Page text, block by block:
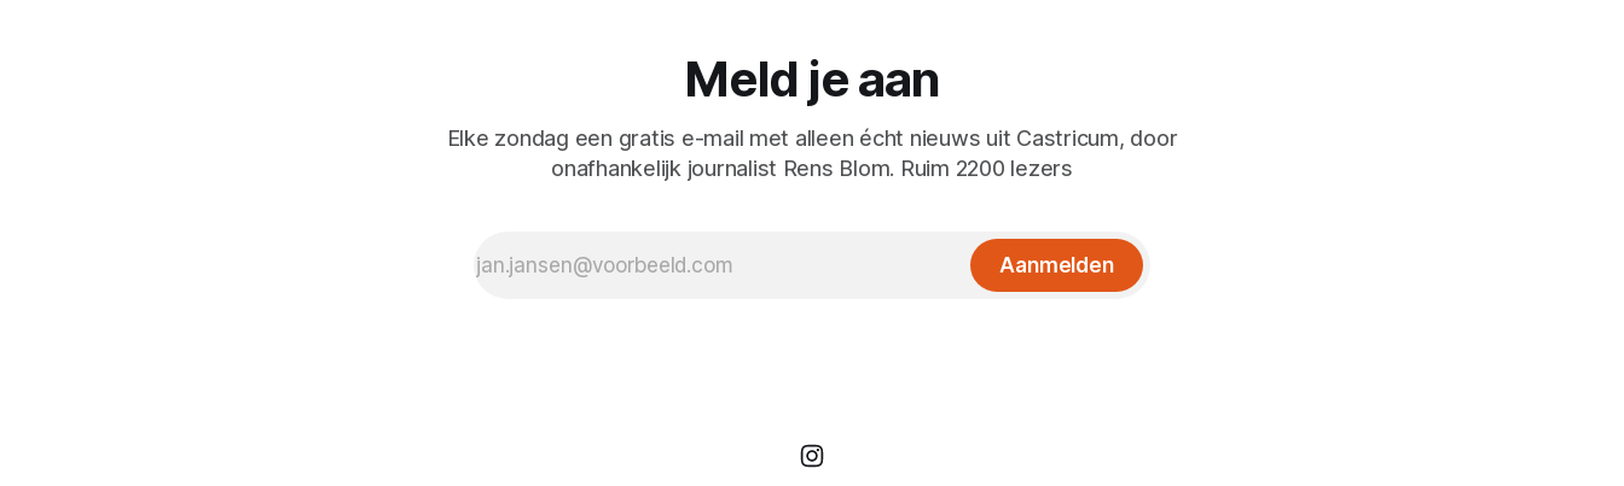
Meld je aan
Elke zondag een gratis e-mail met alleen écht nieuws uit Castricum, door
onafhankelijk journalist Rens Blom. Ruim 2200 lezers
Aanmelden